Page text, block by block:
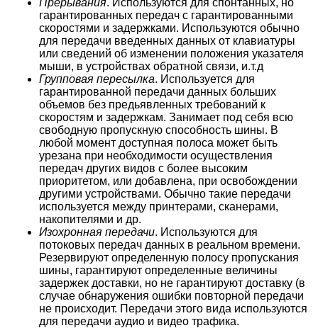
гарантированных передач с гарантированными
скоростями и задержками. Используются обычно
для передачи введенных данных от клавиатуры
или сведений об изменении положения указателя
мыши, в устройствах обратной связи, и.т.д
Групповая пересылка. Используется для
гарантированной передачи данных больших
объемов без предьявленных требований к
скоростям и задержкам. Занимает под себя всю
свободную пропускную способность шины. В
любой момент доступная полоса может быть
урезана при необходимости осуществления
передач других видов с более высоким
приоритетом, или добавлена, при освобождении
другими устройствами. Обычно такие передачи
используется между принтерами, сканерами,
накопителями и др.
Изохронная передачи. Используются для
потоковых передач данных в реальном времени.
Резервируют определенную полосу пропускания
шины, гарантируют определенные величины
задержек доставки, но не гарантируют доставку (в
случае обнаружения ошибки повторной передачи
не происходит. Передачи этого вида используются
для передачи аудио и видео трафика.